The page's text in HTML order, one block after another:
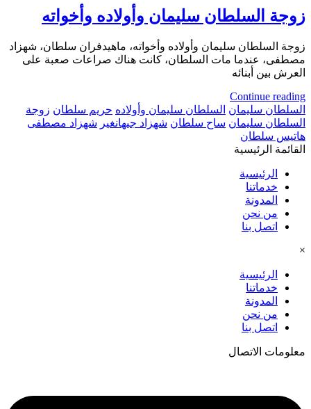
زوجة السلطان سليمان وأولاده وأخواته
زوجة السلطان سليمان وأولاده وأخواته، ماهيدفران سلطان، شهزاد
مصطفى، عندما مات السلطان، كانت هناك صراعات صعبة على
العرش بين أبنائه
Continue reading
السلطان سليمان السلطان سليمان وأولاده حريم سلطان زوجة
السلطان سليمان ساح سلطان شهزاد جيهانغير شهزاد مصطفى
هاتيس سلطان
القائمة الرئيسية
الرئيسية
خدماتنا
المدونة
من نحن
اتصل بنا
×
الرئيسية
خدماتنا
المدونة
من نحن
اتصل بنا
معلومات الاتصال